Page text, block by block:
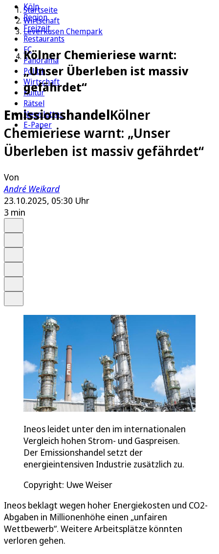
Köln
Region
Freizeit
Restaurants
FC
Panorama
Politik
Wirtschaft
Kultur
Rätsel
Newsletter
E-Paper
Startseite
Wirtschaft
Leverkusen Chempark
Kölner Chemieriese warnt:
„Unser Überleben ist massiv
gefährdet“
EmissionshandelKölner
Chemieriese warnt: „Unser
Überleben ist massiv gefährdet“
Von
André Weikard
23.10.2025, 05:30 Uhr
3 min
Ineos leidet unter den im internationalen
Vergleich hohen Strom- und Gaspreisen.
Der Emissionshandel setzt der
energieintensiven Industrie zusätzlich zu.
Copyright: Uwe Weiser
Ineos beklagt wegen hoher Energiekosten und CO2-
Abgaben in Millionenhöhe einen „unfairen
Wettbewerb“. Weitere Arbeitsplätze könnten
verloren gehen.